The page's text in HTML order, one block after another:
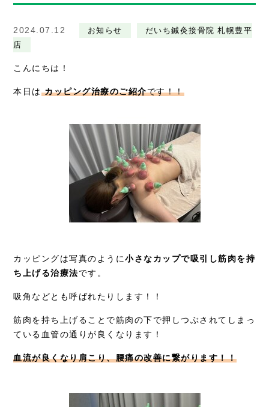
美容鍼・コルギ
2024.07.12 お知らせ
だいち鍼灸接骨院 札幌豊平
店
こんにちは！
本日は カッピング治療のご紹介です！！
カッピングは写真のように小さなカップで吸引し筋肉を持
ち上げる治療法です。
吸角などとも呼ばれたりします！！
筋肉を持ち上げることで筋肉の下で押しつぶされてしまっ
ている血管の通りが良くなります！
血流が良くなり肩こり、腰痛の改善に繋がります！！